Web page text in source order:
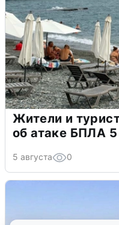
Жители и
об атаке БПЛА 5
5 августа 0